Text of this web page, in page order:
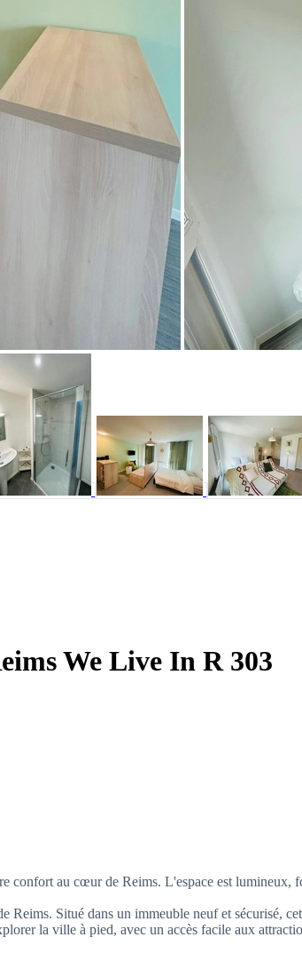
We Live In R 303
confort au cœur de Reims. L'espace est lumineux,
Situé dans un immeuble neuf et sécurisé,
la ville à pied, avec un accès facile aux